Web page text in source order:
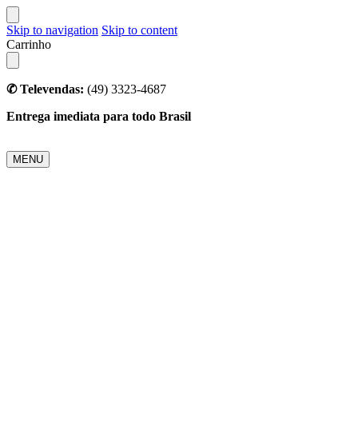
Skip to navigation Skip to content
Carrinho
✆ Televendas: (49) 3323-4687
Entrega imediata para todo Brasil
MENU